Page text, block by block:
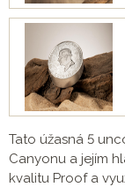
Tato úžasná 5
Canyonu a jejím
kvalitu Proof a